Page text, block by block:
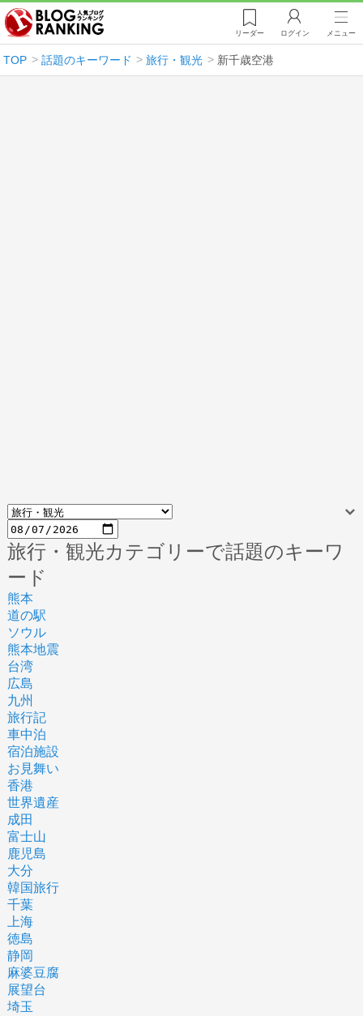
リーダー ログイン メニュー
TOP 話題のキーワード 旅行・観光 新千歳空港
旅行・観光カテゴリーで話題のキーワ
ード
熊本
道の駅
ソウル
熊本地震
台湾
広島
九州
旅行記
車中泊
宿泊施設
お見舞い
香港
世界遺産
成田
富士山
鹿児島
大分
韓国旅行
千葉
上海
徳島
静岡
麻婆豆腐
展望台
埼玉